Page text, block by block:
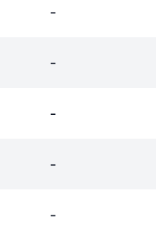
-
-
-
-
-